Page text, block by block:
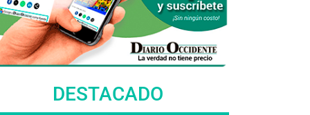
DESTACADO